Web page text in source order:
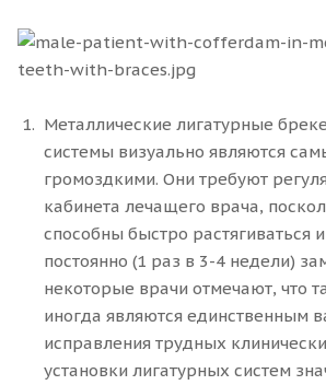
Металлические лигатурные
системы визуально являются
громоздкими. Они требуют
кабинета лечащего врача,
способны быстро растягиваться
постоянно (1 раз в 3-4 недели)
некоторые врачи отмечают, что
иногда являются единственным
исправления трудных
установки лигатурных систем